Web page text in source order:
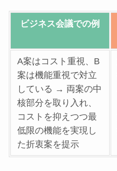
ビジネス会議での例
A案はコスト重視、B
案は機能重視で対立
している → 両案の中
核部分を取り入れ、
コストを抑えつつ最
低限の機能を実現し
た折衷案を提示